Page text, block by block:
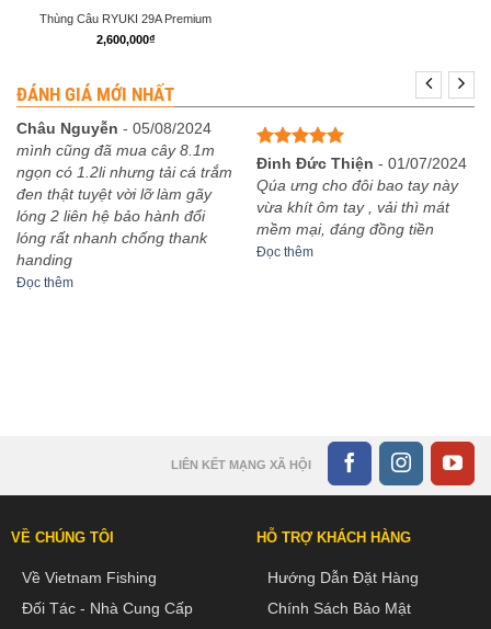
Thùng Câu RYUKI 29A Premium
2,600,000₫
ĐÁNH GIÁ MỚI NHẤT
Châu Nguyễn - 05/08/2024
mình cũng đã mua cây 8.1m
ngọn có 1.2li nhưng tải cá trắm
đen thật tuyệt vời lỡ làm gãy
lóng 2 liên hệ bảo hành đổi
lóng rất nhanh chống thank
handing
Đọc thêm
Được xếp
hạng
sao
Đinh Đức Thiện - 01/07/2024
Qúa ưng cho đôi bao tay này
vừa khít ôm tay , vải thì mát
mềm mại, đáng đồng tiền
Đọc thêm
LIÊN KẾT MẠNG XÃ HỘI
VỀ CHÚNG TÔI
Về Vietnam Fishing
Đối Tác - Nhà Cung Cấp
HỖ TRỢ KHÁCH HÀNG
Hướng Dẫn Đặt Hàng
Chính Sách Bảo Mật